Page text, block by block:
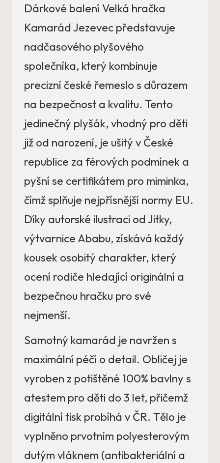
Dárkové balení Velká hračka
Kamarád Jezevec představuje
nadčasového plyšového
společníka, který kombinuje
precizní české řemeslo s důrazem
na bezpečnost a kvalitu. Tento
jedinečný plyšák, vhodný pro děti
již od narození, je ušitý v České
republice za férových podmínek a
pyšní se certifikátem pro miminka,
čímž splňuje nejpřísnější normy EU.
Díky autorské ilustraci od Jitky,
výtvarnice Ababu, získává každý
kousek osobitý charakter, který
ocení rodiče hledající originální a
bezpečnou hračku pro své
nejmenší.
Samotný kamarád je navržen s
maximální péčí o detail. Obličej je
vyroben z potištěné 100% bavlny s
atestem pro děti do 3 let, přičemž
digitální tisk probíhá v ČR. Tělo je
vyplněno prvotním polyesterovým
dutým vláknem (antibakteriální a